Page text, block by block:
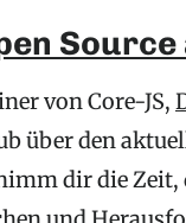
von Core-JS,
über den
dir die Zeit,